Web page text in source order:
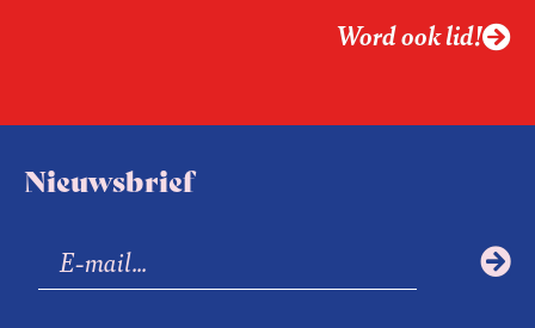
Word ook lid!
Nieuwsbrief